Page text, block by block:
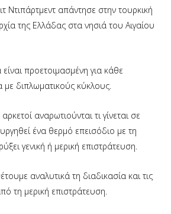
Ντιπάρτμεντ απάντησε στην τουρκική
της Ελλάδας στα νησιά του Αιγαίου
προετοιμασμένη για κάθε
διπλωματικούς κύκλους.
αναρωτιούνται τι γίνεται σε
ένα θερμό επεισόδιο με τη
γενική ή μερική επιστράτευση.
αναλυτικά τη διαδικασία και τις
τη μερική επιστράτευση.